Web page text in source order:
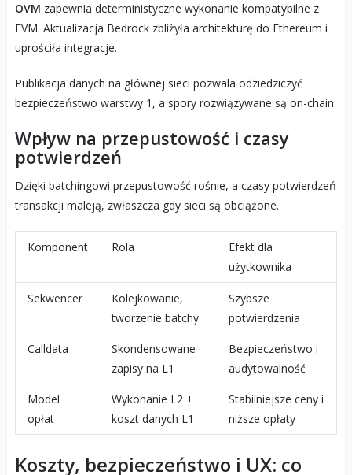
OVM zapewnia deterministyczne wykonanie kompatybilne z
EVM. Aktualizacja Bedrock zbliżyła architekturę do Ethereum i
uprościła integracje.
Publikacja danych na głównej sieci pozwala odziedziczyć
bezpieczeństwo warstwy 1, a spory rozwiązywane są on-chain.
Wpływ na przepustowość i czasy
potwierdzeń
Dzięki batchingowi przepustowość rośnie, a czasy potwierdzeń
transakcji maleją, zwłaszcza gdy sieci są obciążone.
Komponent Rola
Efekt dla
użytkownika
Sekwencer
Kolejkowanie,
tworzenie batchy
Szybsze
potwierdzenia
Calldata
Skondensowane
zapisy na L1
Bezpieczeństwo i
audytowalność
Model
opłat
Wykonanie L2 +
koszt danych L1
Stabilniejsze ceny i
niższe opłaty
Koszty, bezpieczeństwo i UX: co